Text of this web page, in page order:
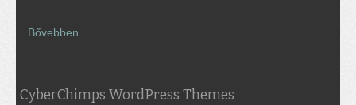
Bővebben...
CyberChimps WordPress Themes